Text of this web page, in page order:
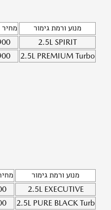
מנוע ורמת גימור
2.5L SPIRIT
2.5L PREMIUM Turbo
מנוע ורמת גימור
2.5L EXECUTIVE
2.5L PURE BLACK Turb